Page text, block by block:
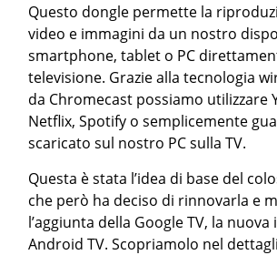
Questo dongle permette la
video e immagini da un nostro
smartphone, tablet o PC
televisione. Grazie alla tecnologia
da Chromecast possiamo utilizzare
Netflix, Spotify o semplicemente
scaricato sul nostro PC sulla TV.
Questa è stata l’idea di base del
che però ha deciso di rinnovarla e
l’aggiunta della Google TV, la
Android TV. Scopriamolo nel